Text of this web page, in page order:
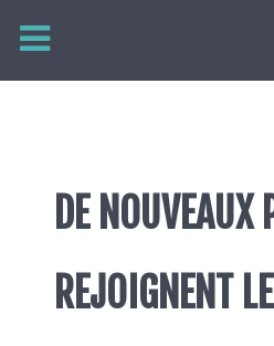
DE NOUVEAUX
REJOIGNENT